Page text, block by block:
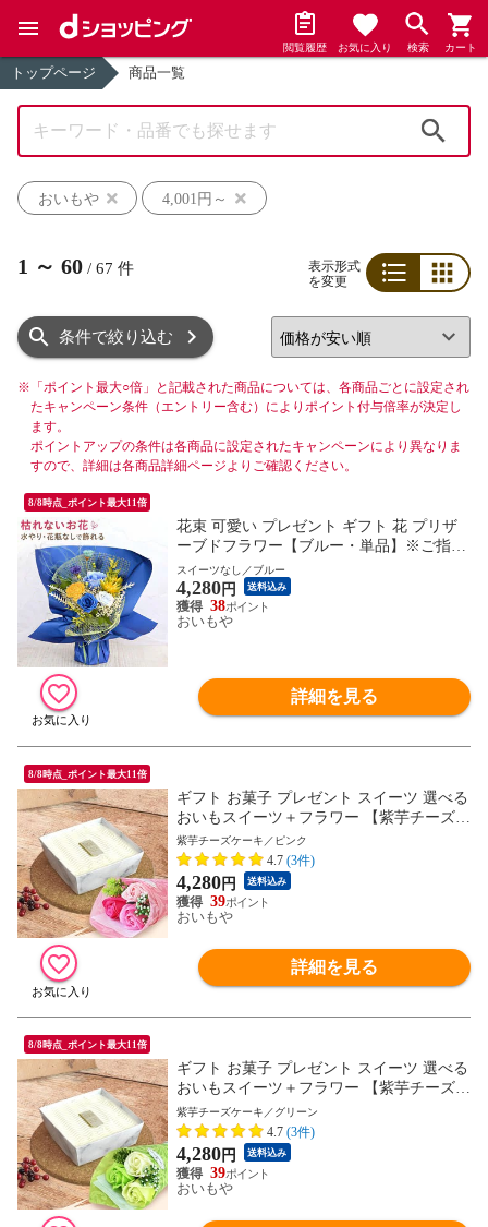
閲覧履歴 お気に入り 検索 カート
トップページ 商品一覧
おいもや
4,001円～
1 ～ 60 / 67 件
表示形式
を変更
条件で絞り込む
※ 「ポイント最大○倍」と記載された商品については、各商品ごとに設定され
たキャンペーン条件（エントリー含む）によりポイント付与倍率が決定し
ます。
ポイントアップの条件は各商品に設定されたキャンペーンにより異なりま
すので、詳細は各商品詳細ページよりご確認ください。
8/8時点_ポイント最大11倍
花束 可愛い プレゼント ギフト 花 プリザ
ーブドフラワー【ブルー・単品】※ご指定
OK！
スイーツなし／ブルー
4,280円 送料込み
38
おいもや
詳細を見る
8/8時点_ポイント最大11倍
ギフト お菓子 プレゼント スイーツ 選べる
おいもスイーツ＋フラワー 【紫芋チーズケ
ーキ＋フラワー＜ピンク＞】 送料無料 ※
ご指定OK！
紫芋チーズケーキ／ピンク
4.7 (3件)
4,280円 送料込み
39
おいもや
詳細を見る
8/8時点_ポイント最大11倍
ギフト お菓子 プレゼント スイーツ 選べる
おいもスイーツ＋フラワー 【紫芋チーズケ
ーキ＋フラワー＜グリーン＞】 送料無料
※ご指定OK！
紫芋チーズケーキ／グリーン
4.7 (3件)
4,280円 送料込み
39
おいもや